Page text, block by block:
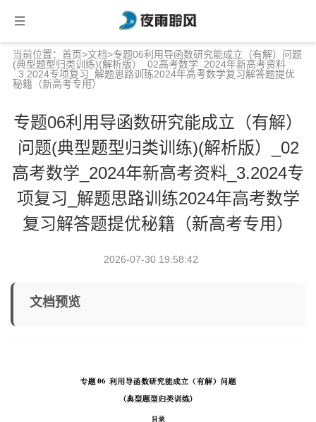
当前位置： 首页>文档>专题06利用导函数研究能成立（有解）问题
(典型题型归类训练)(解析版）_02高考数学_2024年新高考资料
_3.2024专项复习_解题思路训练2024年高考数学复习解答题提优
秘籍（新高考专用）
专题06利用导函数研究能成立（有解）
问题(典型题型归类训练)(解析版）_02
高考数学_2024年新高考资料_3.2024专
项复习_解题思路训练2024年高考数学
复习解答题提优秘籍（新高考专用）
2026-07-30 19:58:42
文档预览